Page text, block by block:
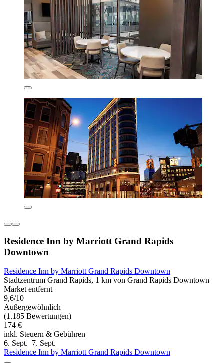
Residence Inn by Marriott Grand Rapids
Downtown
Residence Inn by Marriott Grand Rapids Downtown
Stadtzentrum Grand Rapids, 1 km von Grand Rapids Downtown
Market entfernt
9,6/10
Außergewöhnlich
(1.185 Bewertungen)
174 €
inkl. Steuern & Gebühren
6. Sept.–7. Sept.
Residence Inn by Marriott Grand Rapids Downtown